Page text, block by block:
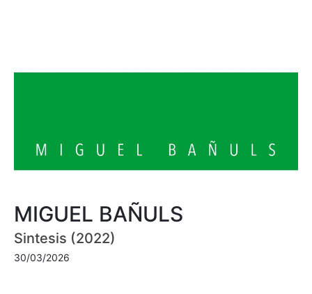
MIGUEL BAÑULS
Sintesis (2022)
30/03/2026